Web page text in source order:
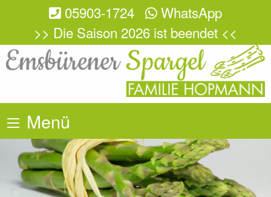
05903-1724
WhatsApp
>> Die Saison 2026 ist beendet <<
Menü